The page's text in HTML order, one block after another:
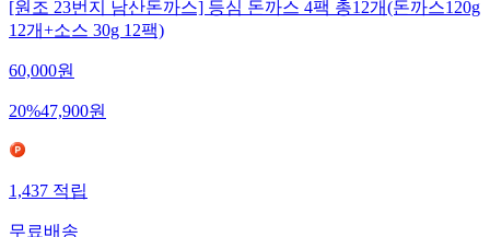
[원조 23번지 남산돈까스] 등심 돈까스 4팩 총12개(돈까스120g
12개+소스 30g 12팩)
60,000원
20%47,900원
1,437적립